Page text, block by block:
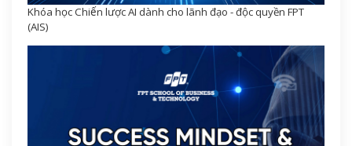
Khóa học Chiến lược AI dành cho lãnh đạo - độc quyền FPT
(AIS)